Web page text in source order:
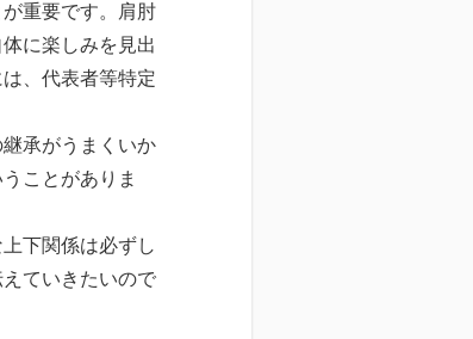
重要です。肩肘
に楽しみを見出
、代表者等特定
承がうまくいか
ことがありま
下関係は必ずし
ていきたいので